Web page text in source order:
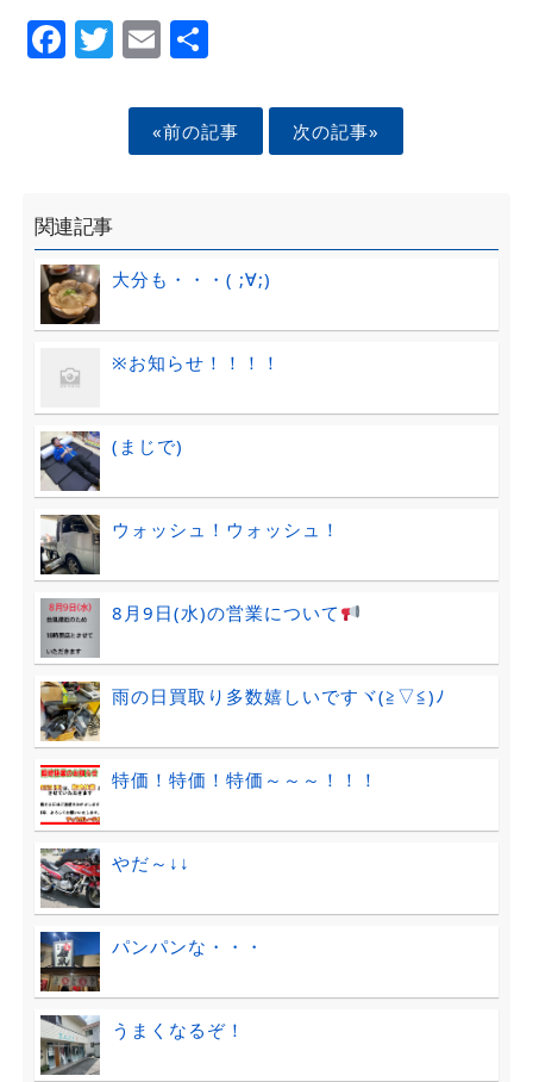
Facebook
Twitter
EmailShare
«前の記事 次の記事»
関連記事
大分も・・・( ;∀;)
※お知らせ！！！！
(まじで)
ウォッシュ！ウォッシュ！
8月9日(水)の営業について
雨の日買取り多数嬉しいですヾ(≧▽≦)ﾉ
特価！特価！特価～～～！！！
やだ～↓↓
パンパンな・・・
うまくなるぞ！